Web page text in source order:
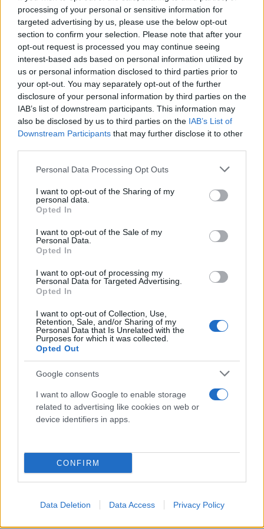
processing of your personal or sensitive information for
targeted advertising by us, please use the below opt-out
section to confirm your selection. Please note that after your
opt-out request is processed you may continue seeing
interest-based ads based on personal information utilized by
us or personal information disclosed to third parties prior to
your opt-out. You may separately opt-out of the further
disclosure of your personal information by third parties on the
IAB’s list of downstream participants. This information may
also be disclosed by us to third parties on the IAB’s List of
Downstream Participants that may further disclose it to other
Please note that this website/app uses one or more Google
not limited to your visit or usage behaviour. You may click to
grant or deny consent to Google and its third-party tags to
use your data for below specified purposes in below Google
consent section.
Personal Data Processing Opt Outs
I want to opt-out of the Sharing of my
personal data.
Opted In
I want to opt-out of the Sale of my
Personal Data.
Opted In
I want to opt-out of processing my
Personal Data for Targeted Advertising.
Opted In
I want to opt-out of Collection, Use,
Retention, Sale, and/or Sharing of my
Personal Data that Is Unrelated with the
Purposes for which it was collected.
Opted Out
Google consents
I want to allow Google to enable storage
related to advertising like cookies on web or
device identifiers in apps.
CONFIRM
Data Deletion Data Access Privacy Policy
τις προτάσεις, η ΡΕΝΕ θα δώσει τη στήριξη του,
ειδάλλως θα επανακαθορίσουν τη θέση τους ενόψει
των εκλογών της Κυριακής.
Την ίδια ώρα, αποστάσεις παίρνουν στελέχη της
Τάσης, κατηγορώντας τον Διονύση Τεμπονέρα για
“προσωπική ατζέντα”, υποστηρίζοντας ότι δεν
έχουν υπάρξει συλλογικές αποφάσεις και πως ο
Ρήγας δήλωσε ότι δεν έχει πάρει δημόσια θέση
υπέρ κάποιου υποψηφίου, υποστηρίζοντας ότι την
επόμενη ημέρα οι πολιτικές του κόμματος είναι
αυτές που θα παίξουν ρόλο, ενώ προκρίνει την
ενότητα του ΣΥΡΙΖΑ-ΠΣ. “Νομίζω ότι και τα
πρόσωπα είτε της Έφης Αχτσιόγλου αλλά κυρίως
Στέφανου Κασσελάκη
την κοινωνία, εγώ παίρνω το μήνυμα της
κοινωνίας, δεν θα το πω εγώ, δείχνει τη
δυνατότητα ότι μπορεί να προχωρήσει” ανέφερε
μεταξύ άλλων.